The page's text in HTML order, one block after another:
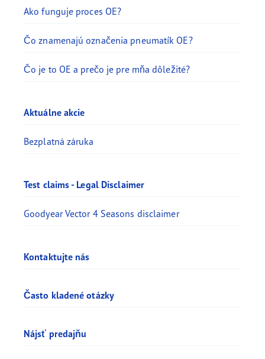
Ako funguje proces OE?
Čo znamenajú označenia pneumatík OE?
Čo je to OE a prečo je pre mňa dôležité?
Aktuálne akcie
Bezplatná záruka
Test claims - Legal Disclaimer
Goodyear Vector 4 Seasons disclaimer
Kontaktujte nás
Často kladené otázky
Nájsť predajňu